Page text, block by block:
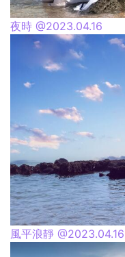
夜時 @2023.04.16
風平浪靜 @2023.04.16